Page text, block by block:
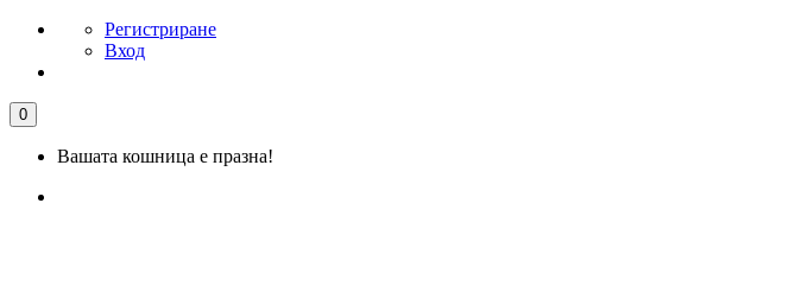
Регистриране
Вход
0
Вашата кошница е празна!